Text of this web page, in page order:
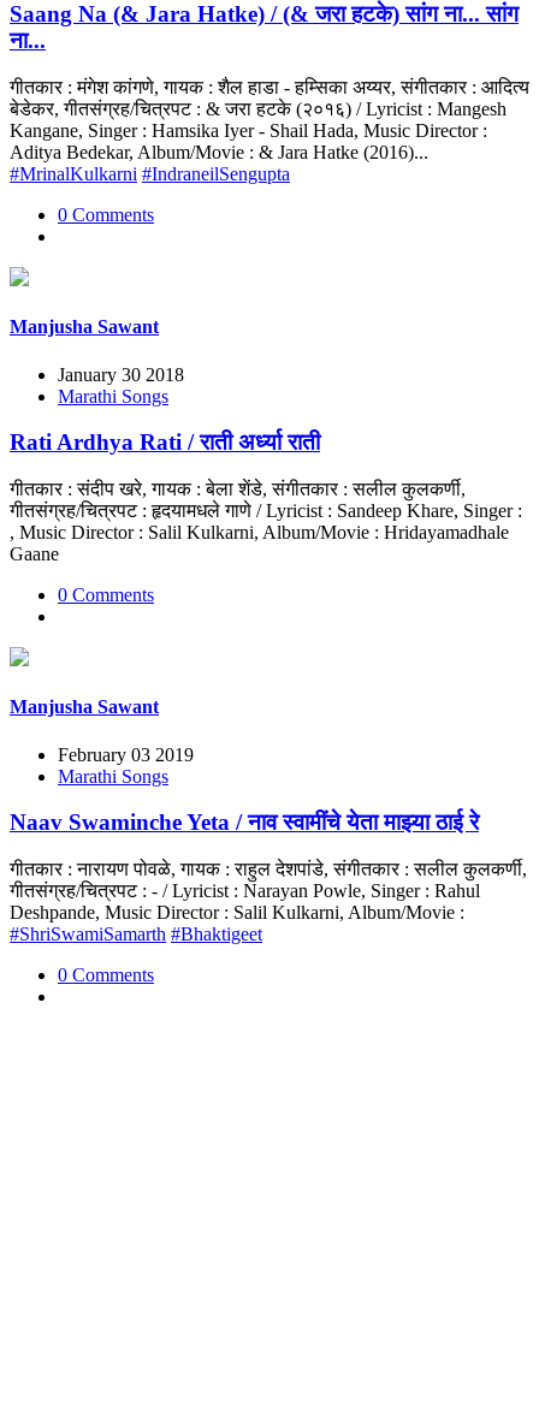
Saang Na (& Jara Hatke) / (& जरा हटके) सांग ना... सांग
ना...
गीतकार : मंगेश कांगणे, गायक : शैल हाडा - हम्सिका अय्यर, संगीतकार : आदित्य
बेडेकर, गीतसंग्रह/चित्रपट : & जरा हटके (२०१६) / Lyricist : Mangesh
Kangane, Singer : Hamsika Iyer - Shail Hada, Music Director :
Aditya Bedekar, Album/Movie : & Jara Hatke (2016)...
#MrinalKulkarni #IndraneilSengupta
0 Comments
Manjusha Sawant
January 30 2018
Marathi Songs
Rati Ardhya Rati / राती अर्ध्या राती
गीतकार : संदीप खरे, गायक : बेला शेंडे, संगीतकार : सलील कुलकर्णी,
गीतसंग्रह/चित्रपट : हृदयामधले गाणे / Lyricist : Sandeep Khare, Singer :
, Music Director : Salil Kulkarni, Album/Movie : Hridayamadhale
Gaane
0 Comments
Manjusha Sawant
February 03 2019
Marathi Songs
Naav Swaminche Yeta / नाव स्वामींचे येता माझ्या ठाई रे
गीतकार : नारायण पोवळे, गायक : राहुल देशपांडे, संगीतकार : सलील कुलकर्णी,
गीतसंग्रह/चित्रपट : - / Lyricist : Narayan Powle, Singer : Rahul
Deshpande, Music Director : Salil Kulkarni, Album/Movie :
#ShriSwamiSamarth #Bhaktigeet
0 Comments